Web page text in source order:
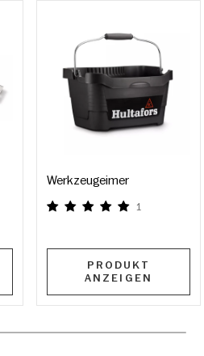
Werkzeugeimer
1
PRODUKT
ANZEIGEN